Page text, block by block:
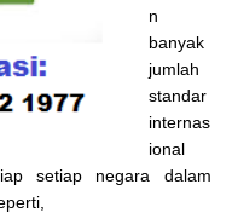
n
banyak
jumlah
standar
internas
ional
setiap negara dalam